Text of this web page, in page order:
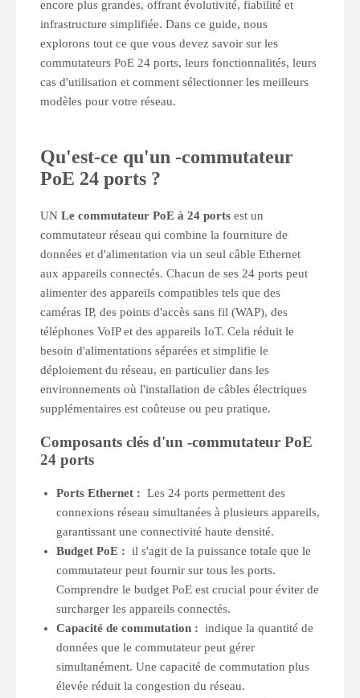
encore plus grandes, offrant évolutivité, fiabilité et
infrastructure simplifiée. Dans ce guide, nous
explorons tout ce que vous devez savoir sur les
commutateurs PoE 24 ports, leurs fonctionnalités, leurs
cas d'utilisation et comment sélectionner les meilleurs
modèles pour votre réseau.
Qu'est-ce qu'un -commutateur
PoE 24 ports ?
UN Le commutateur PoE à 24 ports est un
commutateur réseau qui combine la fourniture de
données et d'alimentation via un seul câble Ethernet
aux appareils connectés. Chacun de ses 24 ports peut
alimenter des appareils compatibles tels que des
caméras IP, des points d'accès sans fil (WAP), des
téléphones VoIP et des appareils IoT. Cela réduit le
besoin d'alimentations séparées et simplifie le
déploiement du réseau, en particulier dans les
environnements où l'installation de câbles électriques
supplémentaires est coûteuse ou peu pratique.
Composants clés d'un -commutateur PoE
24 ports
Ports Ethernet : Les 24 ports permettent des
connexions réseau simultanées à plusieurs appareils,
garantissant une connectivité haute densité.
Budget PoE : il s'agit de la puissance totale que le
commutateur peut fournir sur tous les ports.
Comprendre le budget PoE est crucial pour éviter de
surcharger les appareils connectés.
Capacité de commutation : indique la quantité de
données que le commutateur peut gérer
simultanément. Une capacité de commutation plus
élevée réduit la congestion du réseau.